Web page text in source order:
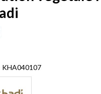
KHA040107